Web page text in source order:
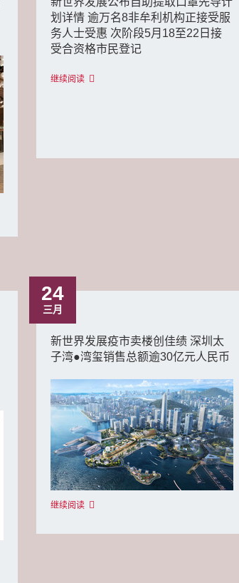
划详情 逾万名8非牟利机构正接受服
务人士受惠 次阶段5月18至22日接
受合资格市民登记
继续阅读
24
三月
新世界发展疫市卖楼创佳绩 深圳太
子湾●湾玺销售总额逾30亿元人民币
继续阅读